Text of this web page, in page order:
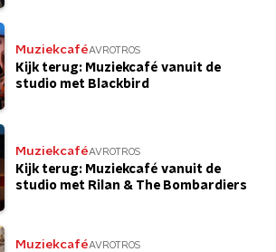
MuziekcaféAVROTROS
Kijk terug: Muziekcafé vanuit de
studio met Blackbird
MuziekcaféAVROTROS
Kijk terug: Muziekcafé vanuit de
studio met Rilan & The Bombardiers
MuziekcaféAVROTROS